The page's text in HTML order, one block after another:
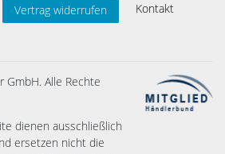
Vertrag widerrufen Kontakt
Alle Rechte
dienen ausschließlich
ersetzen nicht die